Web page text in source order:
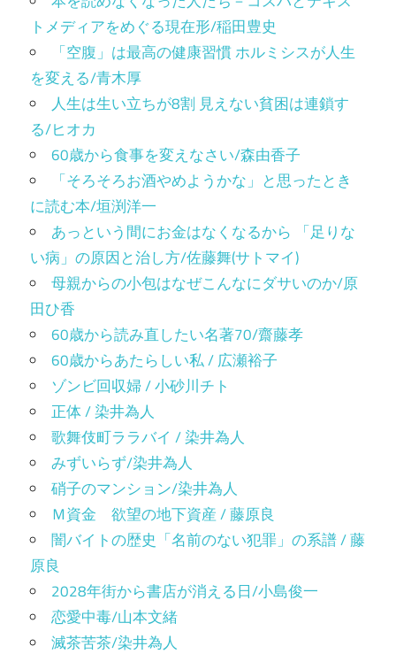
トメディアをめぐる現在形/稲田豊史
「空腹」は最高の健康習慣 ホルミシスが人生
を変える/青木厚
人生は生い立ちが8割 見えない貧困は連鎖す
る/ヒオカ
60歳から食事を変えなさい/森由香子
「そろそろお酒やめようかな」と思ったとき
に読む本/垣渕洋一
あっという間にお金はなくなるから 「足りな
い病」の原因と治し方/佐藤舞(サトマイ)
母親からの小包はなぜこんなにダサいのか/原
田ひ香
60歳から読み直したい名著70/齋藤孝
60歳からあたらしい私 / 広瀬裕子
ゾンビ回収婦 / 小砂川チト
正体 / 染井為人
歌舞伎町ララバイ / 染井為人
みずいらず/染井為人
硝子のマンション/染井為人
Ｍ資金 欲望の地下資産 / 藤原良
闇バイトの歴史「名前のない犯罪」の系譜 / 藤
原良
2028年街から書店が消える日/小島俊一
恋愛中毒/山本文緒
滅茶苦茶/染井為人